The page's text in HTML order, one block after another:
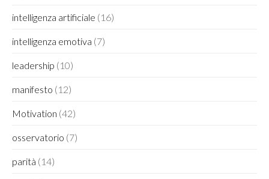
intelligenza artificiale (16)
intelligenza emotiva (7)
leadership (10)
manifesto (12)
Motivation (42)
osservatorio (7)
parità (14)